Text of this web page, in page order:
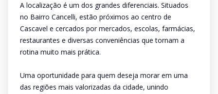
A localização é um dos grandes diferenciais. Situados
no Bairro Cancelli, estão próximos ao centro de
Cascavel e cercados por mercados, escolas, farmácias,
restaurantes e diversas conveniências que tornam a
rotina muito mais prática.
Uma oportunidade para quem deseja morar em uma
das regiões mais valorizadas da cidade, unindo